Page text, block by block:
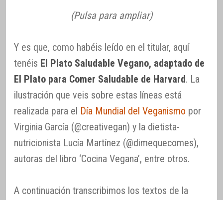
(Pulsa para ampliar)
Y es que, como habéis leído en el titular, aquí
tenéis El Plato Saludable Vegano, adaptado de
El Plato para Comer Saludable de Harvard. La
ilustración que veis sobre estas líneas está
realizada para el Día Mundial del Veganismo por
Virginia García (@creativegan) y la dietista-
nutricionista Lucía Martínez (@dimequecomes),
autoras del libro ‘Cocina Vegana’, entre otros.
A continuación transcribimos los textos de la